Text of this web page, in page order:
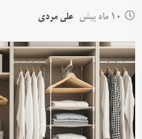
10 ماه پیش علی مردی